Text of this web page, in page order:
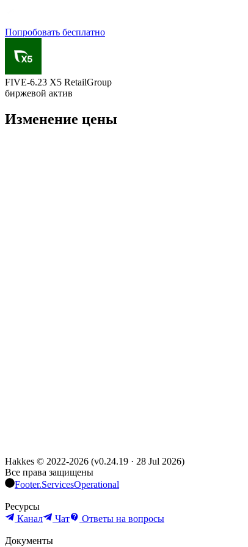
Попробовать бесплатно
FIVE-6.23 X5 RetailGroup
биржевой актив
Изменение цены
Hakkes © 2022-2026 (v0.24.19 · 28 Jul 2026)
Все права защищены
Footer.ServicesOperational
Ресурсы
Канал
Чат Ответы на вопросы
Документы